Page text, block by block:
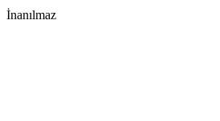
İnanılmaz